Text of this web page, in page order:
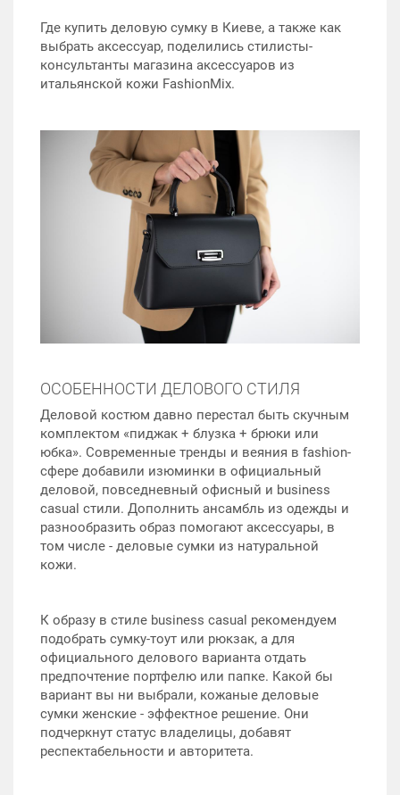
Где купить деловую сумку в Киеве, а также как
выбрать аксессуар, поделились стилисты-
консультанты магазина аксессуаров из
итальянской кожи FashionMix.
ОСОБЕННОСТИ ДЕЛОВОГО СТИЛЯ
Деловой костюм давно перестал быть скучным
комплектом «пиджак + блузка + брюки или
юбка». Современные тренды и веяния в fashion-
сфере добавили изюминки в официальный
деловой, повседневный офисный и business
casual стили. Дополнить ансамбль из одежды и
разнообразить образ помогают аксессуары, в
том числе - деловые сумки из натуральной
кожи.
К образу в стиле business casual рекомендуем
подобрать сумку-тоут или рюкзак, а для
официального делового варианта отдать
предпочтение портфелю или папке. Какой бы
вариант вы ни выбрали, кожаные деловые
сумки женские - эффектное решение. Они
подчеркнут статус владелицы, добавят
респектабельности и авторитета.